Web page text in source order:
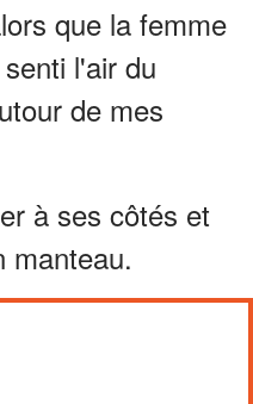
que la femme
l'air du
de mes
à ses côtés et
manteau.